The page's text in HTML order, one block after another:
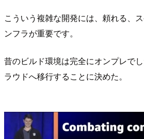
こういう複雑な開発には、頼れる、
ンフラが重要です。
昔のビルド環境は完全にオンプレで
ラウドへ移行することに決めた。